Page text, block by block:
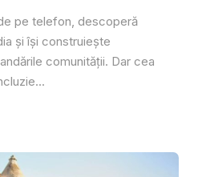
pe telefon, descoperă
și își construiește
comunității. Dar cea